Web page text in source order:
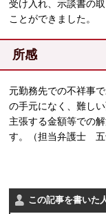
受け入れ、示談書の
ことができました。
所感
元勤務先での不祥事
の手元になく、難し
主張する金額等での
す。（担当弁護士 五
この記事を書いた